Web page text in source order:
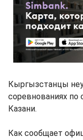
Кыргызстанцы
соревнованиях по
Казани.
Как сообщает